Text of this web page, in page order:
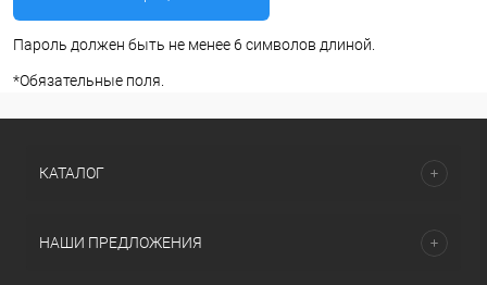
Пароль должен быть не менее 6 символов длиной.
*Обязательные поля.
КАТАЛОГ
НАШИ ПРЕДЛОЖЕНИЯ